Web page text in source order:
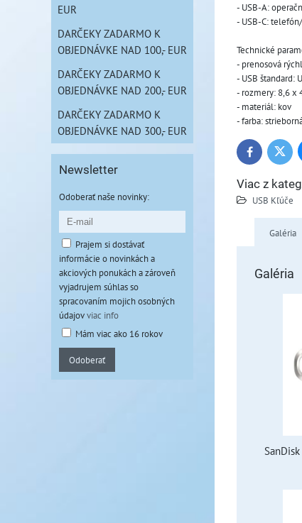
- USB-A:
- USB-C:
Technické
- prenosová
- USB štandard:
- rozmery: 8,6 x
- materiál: kov
- farba:
Facebook
Viac z
USB Kľúče
Galéria
Galéria
EUR
DARČEKY ZADARMO K
OBJEDNÁVKE NAD 100,- EUR
DARČEKY ZADARMO K
OBJEDNÁVKE NAD 200,- EUR
DARČEKY ZADARMO K
OBJEDNÁVKE NAD 300,- EUR
Newsletter
Odoberať naše novinky:
Prajem si dostávať
informácie o novinkách a
akciových ponukách a zároveň
vyjadrujem súhlas so
spracovaním mojich osobných
údajovviac info
Mám viac ako 16 rokov
Odoberať